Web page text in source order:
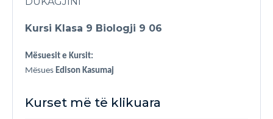
Kursi Klasa 9 Biologji 9 06
Mësuesit e Kursit:
Mësues Edison Kasumaj
Kurset më të klikuara